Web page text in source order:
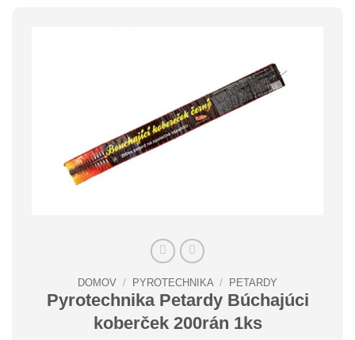
DOMOV / PYROTECHNIKA / PETARDY
Pyrotechnika Petardy Búchajúci
koberček 200rán 1ks